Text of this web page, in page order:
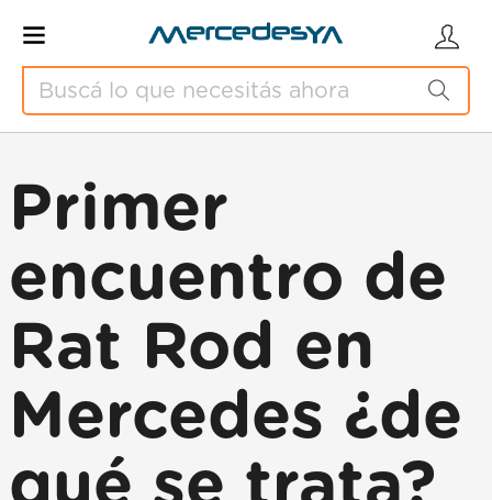
Primer
encuentro de
Rat Rod en
Mercedes ¿de
qué se trata?